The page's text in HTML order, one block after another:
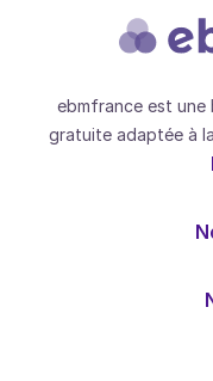
ebmfrance est une
gratuite adaptée à